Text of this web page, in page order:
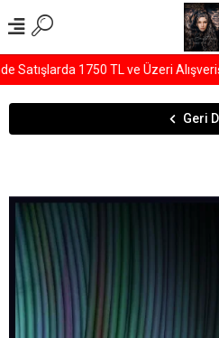
1750 TL ve Üzeri
Geri